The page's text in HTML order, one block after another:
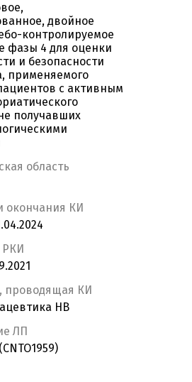
двойное
контролируемое
фазы 4 для оценки
и безопасности
применяемого
с активным
получавших
область
окончания КИ
РКИ
проводящая КИ
НВ
ЛП